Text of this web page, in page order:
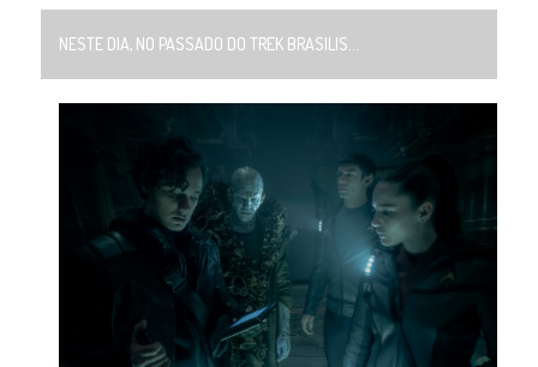
NESTE DIA, NO PASSADO DO TREK BRASILIS...